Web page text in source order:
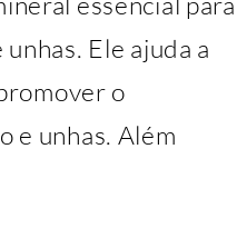
Ele ajuda a
o
e unhas. Além